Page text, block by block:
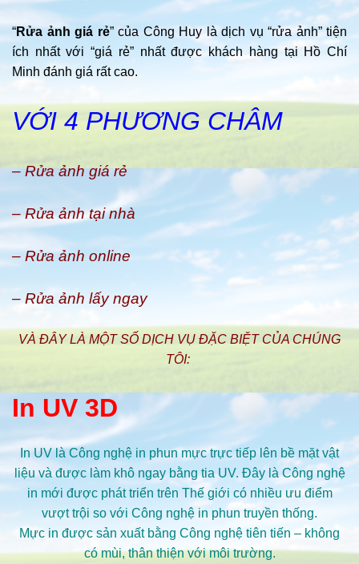
“Rửa ảnh giá rẻ” của Công Huy là dịch vụ “rửa ảnh” tiện
ích nhất với “giá rẻ” nhất được khách hàng tại Hồ Chí
Minh đánh giá rất cao.
VỚI 4 PHƯƠNG CHÂM
– Rửa ảnh giá rẻ
– Rửa ảnh tại nhà
– Rửa ảnh online
– Rửa ảnh lấy ngay
VÀ ĐÂY LÀ MỘT SỐ DỊCH VỤ ĐẶC BIỆT CỦA CHÚNG
TÔI:
In UV 3D
In UV là Công nghệ in phun mực trực tiếp lên bề mặt vật
liệu và được làm khô ngay bằng tia UV. Đây là Công nghệ
in mới được phát triển trên Thế giới có nhiều ưu điểm
vượt trội so với Công nghệ in phun truyền thống.
Mực in được sản xuất bằng Công nghệ tiên tiến – không
có mùi, thân thiện với môi trường.